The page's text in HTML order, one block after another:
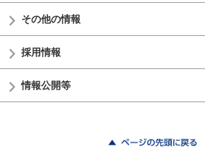
その他の情報
採用情報
情報公開等